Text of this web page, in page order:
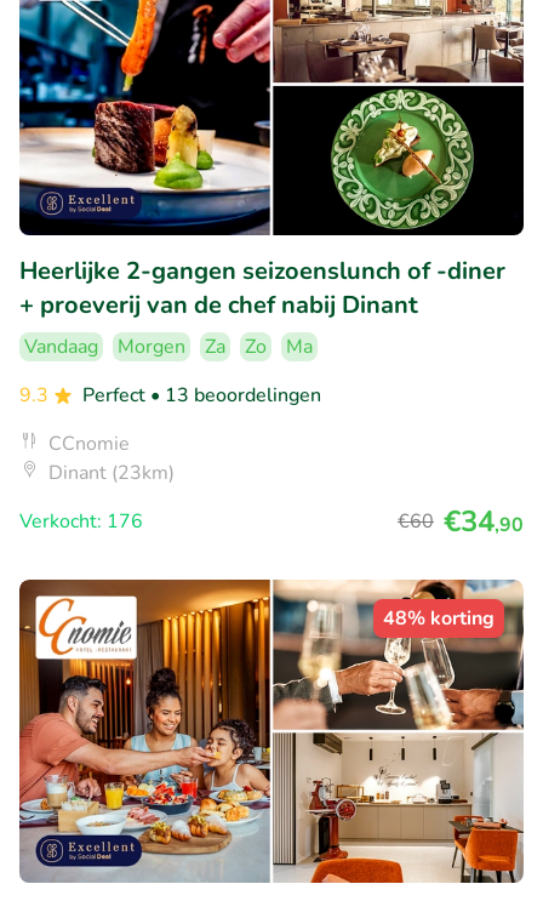
Heerlijke 2-gangen seizoenslunch of -diner
+ proeverij van de chef nabij Dinant
Vandaag Morgen Za Zo
Ma
9.3
Perfect • 13 beoordelingen
CCnomie
Dinant (23km)
Verkocht: 176
€60 €34,90
48% korting